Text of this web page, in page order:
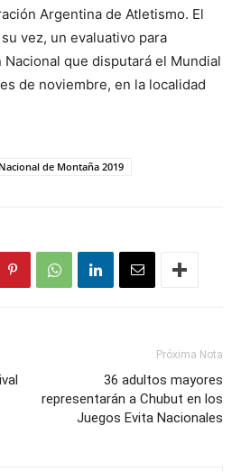
Argentina de Atletismo. El
vez, un evaluativo para
que disputará el Mundial
de noviembre, en la localidad
de Montaña 2019
Próxima Nota
36 adultos mayores
representarán a Chubut en los
Juegos Evita Nacionales